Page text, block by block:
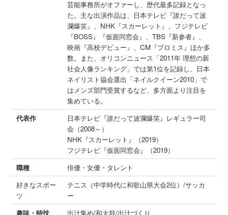
芸能事務所がオファーし、歴代最多記録となっ
た。主な出演作品は、日本テレビ『誰だって波
瀾爆笑』、NHK『スカーレット』、フジテレビ
『BOSS』『仮面同窓会』、TBS『新参者』、
映画『高校デビュー』、CM『プロミス』ほか多
数。また、オリコンニュース「2011年 理想の新
社会人像ランキング」では第1位を記録し、日本
ネイリスト協会選出「ネイルクイーン2010」で
はメンズ部門受賞するなど、多方面より注目を
集めている。
代表作
日本テレビ『誰だって波瀾爆笑』レギュラー司
会（2008～）
NHK『スカーレット』（2019）
フジテレビ『仮面同窓会』（2019）
職種
俳優・女優・タレント
好きなスポー
ツ
テニス（中学時代に和歌山県大会2位）/サッカ
ー
趣味・特技
出汁集め/和太鼓/出汁づくり